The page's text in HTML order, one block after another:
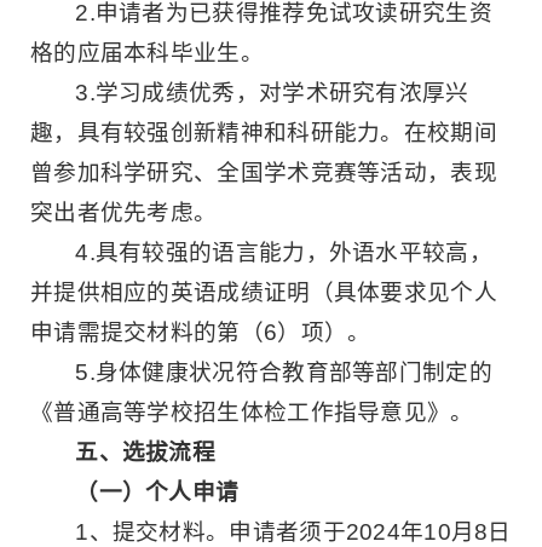
2.申请者为已获得推荐免试攻读研究生资
格的应届本科毕业生。
3.学习成绩优秀，对学术研究有浓厚兴
趣，具有较强创新精神和科研能力。在校期间
曾参加科学研究、全国学术竞赛等活动，表现
突出者优先考虑。
4.具有较强的语言能力，外语水平较高，
并提供相应的英语成绩证明（具体要求见个人
申请需提交材料的第（6）项）。
5.身体健康状况符合教育部等部门制定的
《普通高等学校招生体检工作指导意见》。
五、选拔流程
（一）个人申请
1、提交材料。申请者须于2024年10月8日